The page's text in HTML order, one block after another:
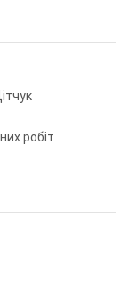
робіт